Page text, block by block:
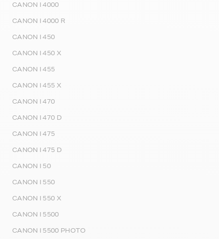
CANON I 4000
CANON I 4000 R
CANON I 450
CANON I 450 X
CANON I 455
CANON I 455 X
CANON I 470
CANON I 470 D
CANON I 475
CANON I 475 D
CANON I 50
CANON I 550
CANON I 550 X
CANON I 5500
CANON I 5500 PHOTO